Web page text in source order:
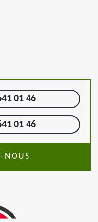
01 46
01 46
NOUS